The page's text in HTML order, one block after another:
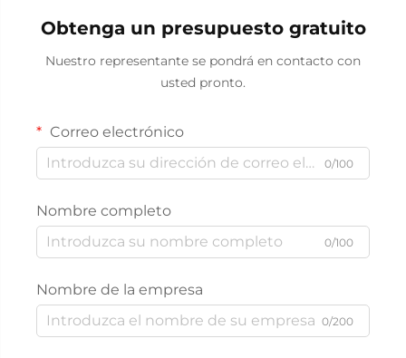
Obtenga un presupuesto gratuito
Nuestro representante se pondrá en contacto con
usted pronto.
Correo electrónico
0/100
Nombre completo
0/100
Nombre de la empresa
0/200